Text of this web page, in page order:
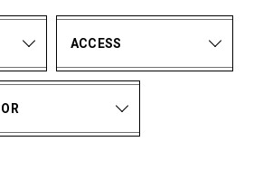
ACCESS